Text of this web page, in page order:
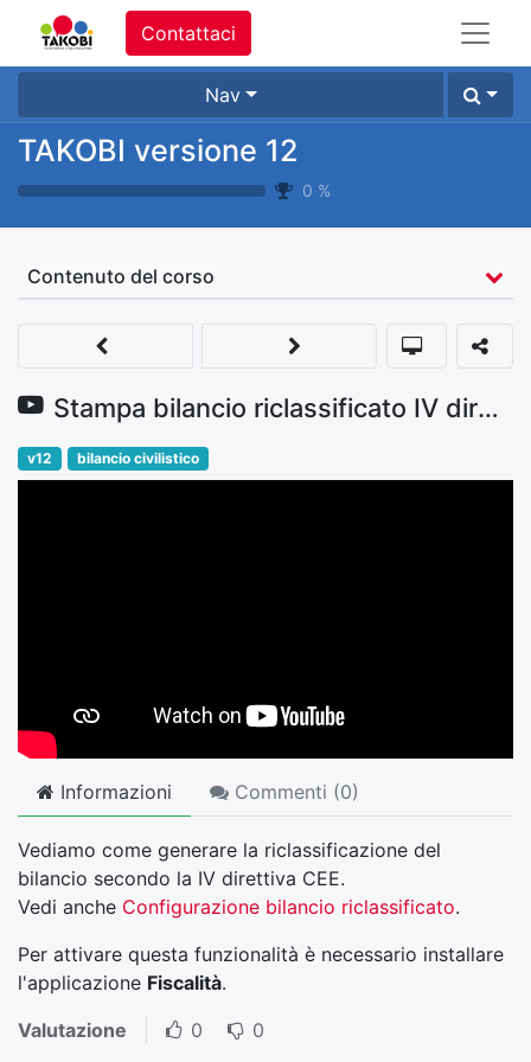
Contattaci
Nav
TAKOBI versione 12
0 %
Contenuto del corso
Stampa bilancio riclassificato IV direttiva CEE
v12 bilancio civilistico
Informazioni Commenti (0)
Vediamo come generare la riclassificazione del
bilancio secondo la IV direttiva CEE.
Vedi anche Configurazione bilancio riclassificato.
Per attivare questa funzionalità è necessario installare
l'applicazione Fiscalità.
Valutazione
0 0